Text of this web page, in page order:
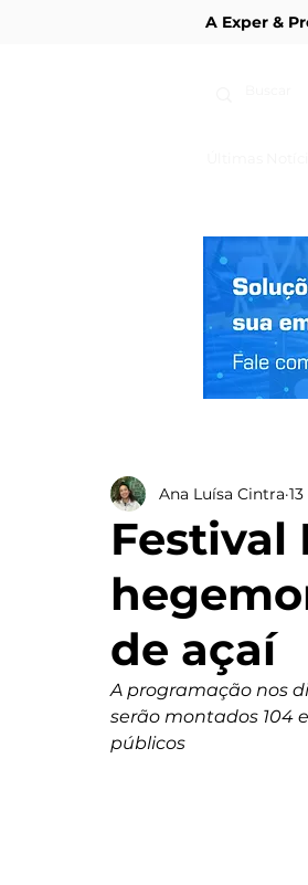
A Exper &
de açaí
Ana Luísa Cintra
A programação nos
serão montados 104
públicos